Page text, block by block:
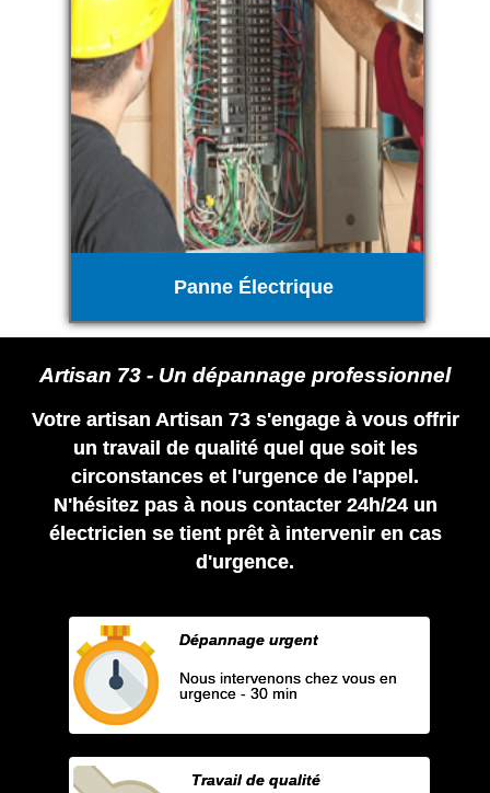
Panne Électrique
Artisan 73 - Un dépannage professionnel
Votre artisan Artisan 73 s'engage à vous offrir
un travail de qualité quel que soit les
circonstances et l'urgence de l'appel.
N'hésitez pas à nous contacter 24h/24 un
électricien se tient prêt à intervenir en cas
d'urgence.
Dépannage urgent
Nous intervenons chez vous en
urgence - 30 min
Travail de qualité